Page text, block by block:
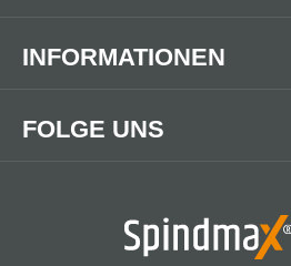
FOLGE UNS
INFORMATIONEN